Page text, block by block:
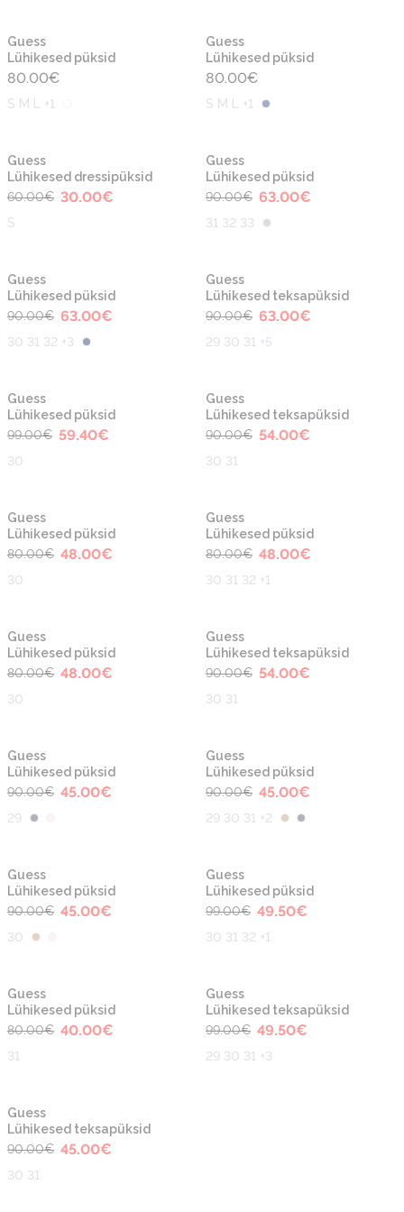
Guess
Lühikesed püksid
80.00€
S M L +1
Guess
Lühikesed püksid
80.00€
S M L +1
Guess
Lühikesed dressipüksid
60.00€ 30.00€
S
Guess
Lühikesed püksid
90.00€ 63.00€
31 32 33
Guess
Lühikesed püksid
90.00€ 63.00€
30 31 32 +3
Guess
Lühikesed teksapüksid
90.00€ 63.00€
29 30 31 +5
Guess
Lühikesed püksid
99.00€ 59.40€
30
Guess
Lühikesed teksapüksid
90.00€ 54.00€
30 31
Guess
Lühikesed püksid
80.00€ 48.00€
30
Guess
Lühikesed püksid
80.00€ 48.00€
30 31 32 +1
Guess
Lühikesed püksid
80.00€ 48.00€
30
Guess
Lühikesed teksapüksid
90.00€ 54.00€
30 31
Guess
Lühikesed püksid
90.00€ 45.00€
29
Guess
Lühikesed püksid
90.00€ 45.00€
29 30 31 +2
Guess
Lühikesed püksid
90.00€ 45.00€
30
Guess
Lühikesed püksid
99.00€ 49.50€
30 31 32 +1
Guess
Lühikesed püksid
80.00€ 40.00€
31
Guess
Lühikesed teksapüksid
99.00€ 49.50€
29 30 31 +3
Guess
Lühikesed teksapüksid
90.00€ 45.00€
30 31